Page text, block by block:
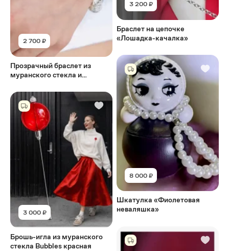
2 700 ₽
Прозрачный браслет из
муранского стекла и
3 000 ₽
Брошь-игла из муранского
стекла Bubbles красная
3 200 ₽
Браслет на цепочке
«Лошадка-качалка»
8 000 ₽
Шкатулка «Фиолетовая
неваляшка»